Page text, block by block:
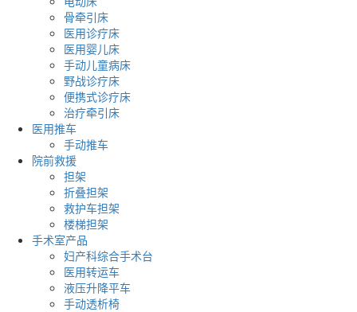
骨牵引床
医用诊疗床
医用婴儿床
手动儿童病床
野战诊疗床
便携式诊疗床
治疗牵引床
医用推车
手动推车
院前救援
担架
折叠担架
救护车担架
楼梯担架
手术室产品
妇产科综合手术台
医用转运车
液压升降平车
手动透析椅